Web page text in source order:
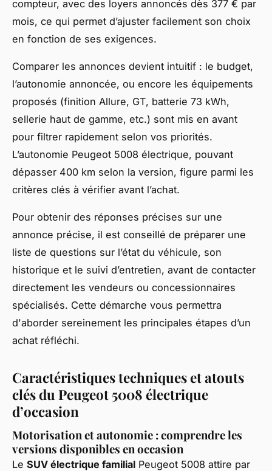
compteur, avec des loyers annoncés dès 377 € par
mois, ce qui permet d’ajuster facilement son choix
en fonction de ses exigences.
Comparer les annonces devient intuitif : le budget,
l’autonomie annoncée, ou encore les équipements
proposés (finition Allure, GT, batterie 73 kWh,
sellerie haut de gamme, etc.) sont mis en avant
pour filtrer rapidement selon vos priorités.
L’autonomie Peugeot 5008 électrique, pouvant
dépasser 400 km selon la version, figure parmi les
critères clés à vérifier avant l’achat.
Pour obtenir des réponses précises sur une
annonce précise, il est conseillé de préparer une
liste de questions sur l’état du véhicule, son
historique et le suivi d’entretien, avant de contacter
directement les vendeurs ou concessionnaires
spécialisés. Cette démarche vous permettra
d'aborder sereinement les principales étapes d’un
achat réfléchi.
Caractéristiques techniques et atouts
clés du Peugeot 5008 électrique
d’occasion
Motorisation et autonomie : comprendre les
versions disponibles en occasion
Le SUV électrique familial Peugeot 5008 attire par